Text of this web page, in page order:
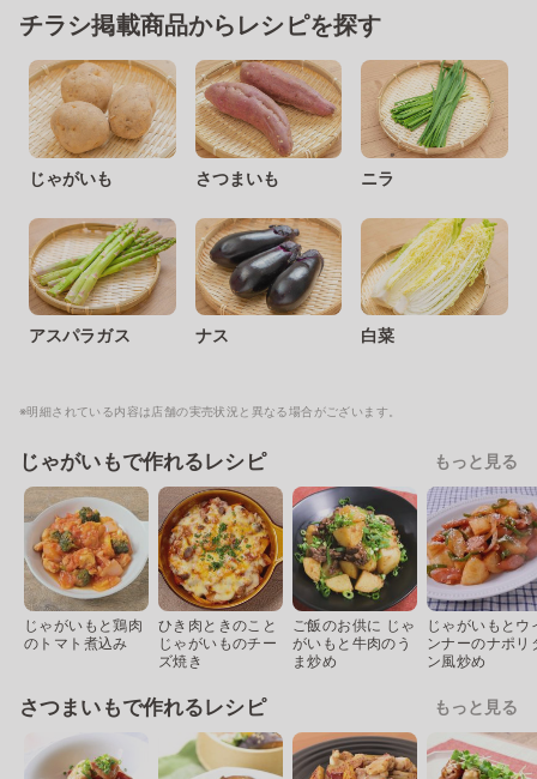
チラシ掲載商品からレシピを探す
じゃがいも さつまいも ニラ
アスパラガス ナス 白菜
※明細されている内容は店舗の実売状況と異なる場合がございます。
じゃがいもで作れるレシピ もっと見る
じゃがいもと鶏肉
のトマト煮込み
ひき肉ときのこと
じゃがいものチー
ズ焼き
ご飯のお供に じゃ
がいもと牛肉のう
ま炒め
じゃがいもとウ
ンナーのナポリ
ン風炒め
さつまいもで作れるレシピ もっと見る